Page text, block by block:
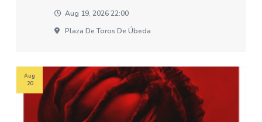
Aug 19, 2026 22:00
Plaza De Toros De Úbeda
Aug
20